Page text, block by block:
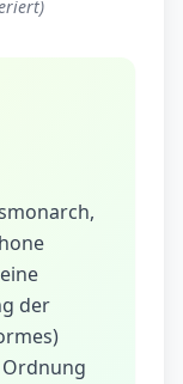
der